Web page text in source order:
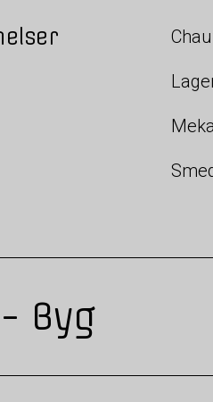
- Byg